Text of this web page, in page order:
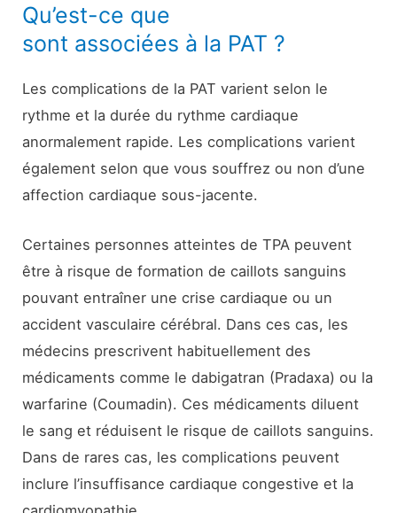
Qu’est-ce que
sont associées à la PAT ?
Les complications de la PAT varient selon le
rythme et la durée du rythme cardiaque
anormalement rapide. Les complications varient
également selon que vous souffrez ou non d’une
affection cardiaque sous-jacente.
Certaines personnes atteintes de TPA peuvent
être à risque de formation de caillots sanguins
pouvant entraîner une crise cardiaque ou un
accident vasculaire cérébral. Dans ces cas, les
médecins prescrivent habituellement des
médicaments comme le dabigatran (Pradaxa) ou la
warfarine (Coumadin). Ces médicaments diluent
le sang et réduisent le risque de caillots sanguins.
Dans de rares cas, les complications peuvent
inclure l’insuffisance cardiaque congestive et la